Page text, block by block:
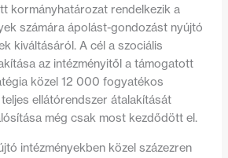
kormányhatározat rendelkezik a
számára ápolást-gondozást nyújtó
kiváltásáról. A cél a szociális
az intézményitől a támogatott
közel 12 000 fogyatékos
ellátórendszer átalakítását
még csak most kezdődött el.
intézményekben közel százezren